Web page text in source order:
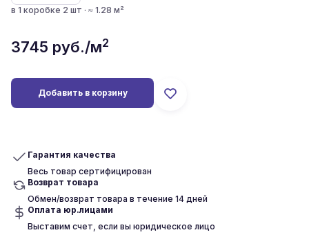
в 1 коробке 2 шт · ≈ 1.28 м²
3745 руб./м2
Добавить в корзину
Гарантия качества
Весь товар сертифицирован
Возврат товара
Обмен/возврат товара в течение 14 дней
Оплата юр.лицами
Выставим счет, если вы юридическое лицо